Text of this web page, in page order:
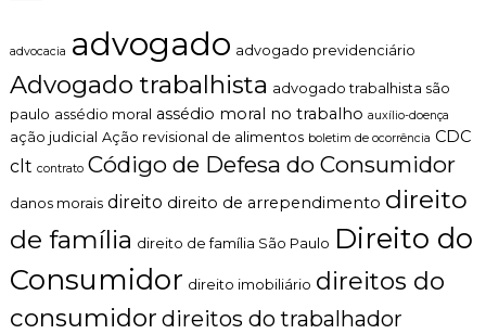
advocacia advogado advogado previdenciário
Advogado trabalhista advogado trabalhista são
paulo assédio moral assédio moral no trabalho auxílio-doença
ação judicial Ação revisional de alimentos boletim de ocorrência CDC
clt contrato Código de Defesa do Consumidor
danos morais direito direito de arrependimento direito
de família direito de família São Paulo Direito do
Consumidor direito imobiliário direitos do
consumidor direitos do trabalhador